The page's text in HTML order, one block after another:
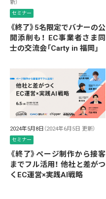
新）
セミナー
《終了》5名限定でバナーの公
開添削も！ EC事業者さま同
士の交流会「Carty in 福岡」
2024年5月8日 （2024年6月5日 更新）
セミナー
《終了》ページ制作から接客
までフル活用！ 他社と差がつ
くEC運営×実践AI戦略